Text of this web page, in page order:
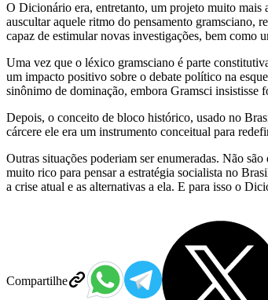
Compartilhe
O Dicionário era, entretanto, um projeto muito mais
auscultar aquele ritmo do pensamento gramsciano,
capaz de estimular novas investigações, bem como
Uma vez que o léxico gramsciano é parte
um impacto positivo sobre o debate político na
sinônimo de dominação, embora Gramsci insistisse
Depois, o conceito de bloco histórico, usado no
cárcere ele era um instrumento conceitual para
Outras situações poderiam ser enumeradas. Não
muito rico para pensar a estratégia socialista no
a crise atual e as alternativas a ela. E para isso o